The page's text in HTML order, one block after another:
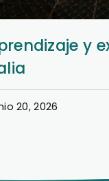
y
20, 2026